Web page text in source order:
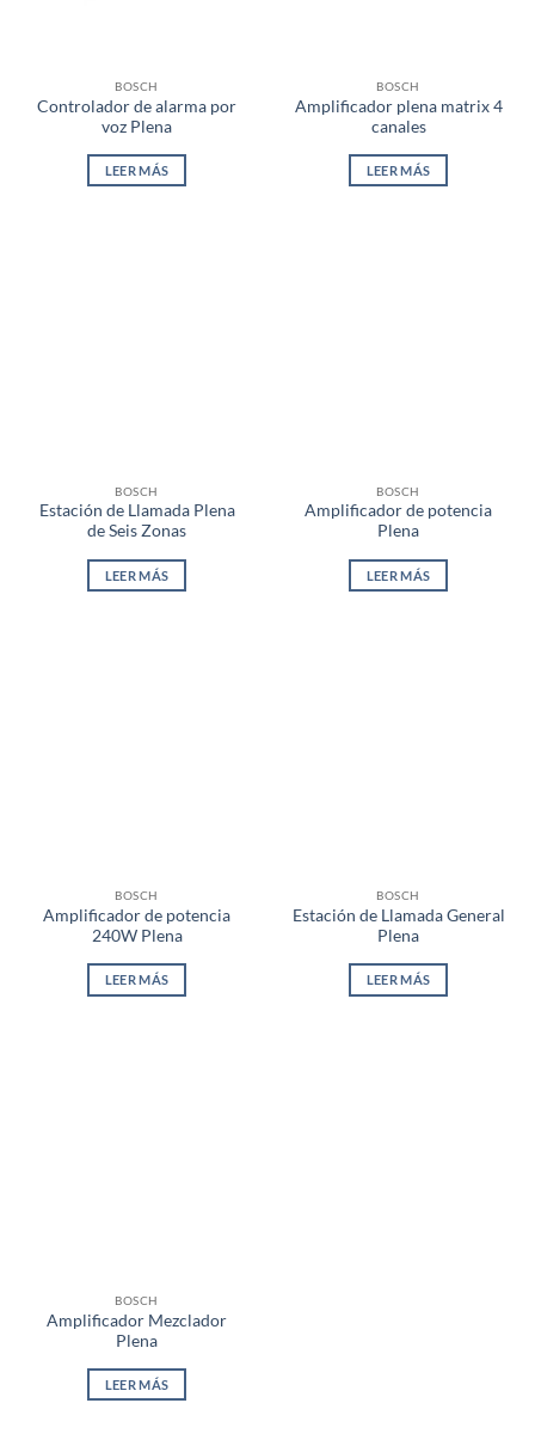
BOSCH
Controlador de alarma por
voz Plena
LEER MÁS
BOSCH
Amplificador plena matrix 4
canales
LEER MÁS
BOSCH
Estación de Llamada Plena
de Seis Zonas
LEER MÁS
BOSCH
Amplificador de potencia
Plena
LEER MÁS
BOSCH
Amplificador de potencia
240W Plena
LEER MÁS
BOSCH
Estación de Llamada General
Plena
LEER MÁS
BOSCH
Amplificador Mezclador
Plena
LEER MÁS